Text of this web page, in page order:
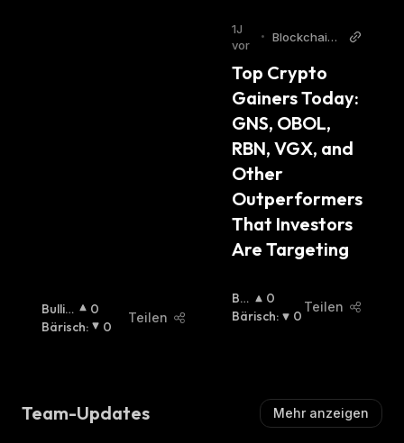
Bullis
Ch:
0
Bärisch: 0
Teilen
S
H
:
1J
vor
•
BlockchainR
Top Crypto
Gainers Today:
GNS, OBOL,
RBN, VGX, and
Other
Outperformers
That Investors
Are Targeting
Bul
Lisc
0
Bärisch: 0
Teilen
Team-Updates Mehr anzeigen